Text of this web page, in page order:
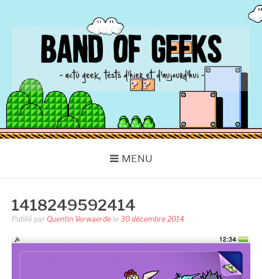
BAND OF GEEKS
Actu Geek d'hier et d'aujourd'hui
MENU
1418249592414
Publié par Quentin Verwaerde le 30 décembre 2014